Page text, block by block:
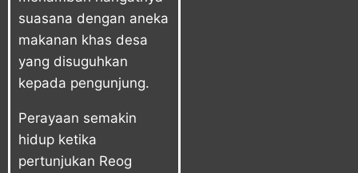
suasana dengan aneka
makanan khas desa
yang disuguhkan
kepada pengunjung.
Perayaan semakin
hidup ketika
pertunjukan Reog